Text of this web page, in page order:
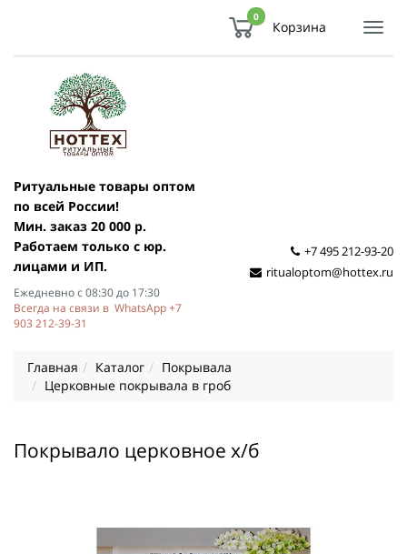
0
Корзина
Ритуальные товары оптом
по всей России!
Мин. заказ 20 000 р.
Работаем только с юр.
лицами и ИП.
Ежедневно с 08:30 до 17:30
Всегда на связи в WhatsApp +7
903 212-39-31
+7 495 212-93-20
ritualoptom@hottex.ru
Главная Каталог
Покрывала
Церковные покрывала в гроб
Покрывало церковное х/б